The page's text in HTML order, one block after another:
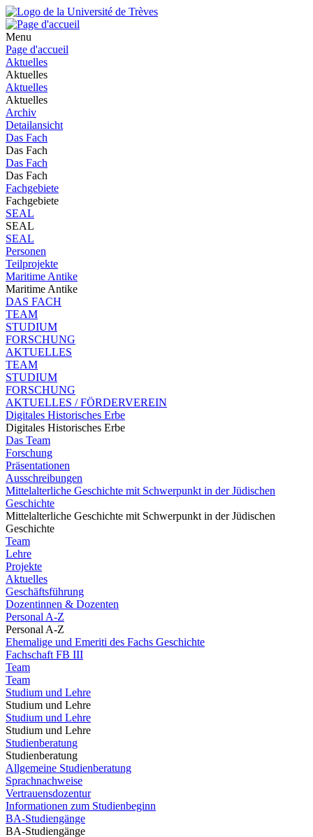
Menu
Page d'accueil
Aktuelles
Aktuelles
Aktuelles
Aktuelles
Archiv
Detailansicht
Das Fach
Das Fach
Das Fach
Das Fach
Fachgebiete
Fachgebiete
SEAL
SEAL
SEAL
Personen
Teilprojekte
Maritime Antike
Maritime Antike
DAS FACH
TEAM
STUDIUM
FORSCHUNG
AKTUELLES
TEAM
STUDIUM
FORSCHUNG
AKTUELLES / FÖRDERVEREIN
Digitales Historisches Erbe
Digitales Historisches Erbe
Das Team
Forschung
Präsentationen
Ausschreibungen
Mittelalterliche Geschichte mit Schwerpunkt in der Jüdischen
Geschichte
Mittelalterliche Geschichte mit Schwerpunkt in der Jüdischen
Geschichte
Team
Lehre
Projekte
Aktuelles
Geschäftsführung
Dozentinnen & Dozenten
Personal A-Z
Personal A-Z
Ehemalige und Emeriti des Fachs Geschichte
Fachschaft FB III
Team
Team
Studium und Lehre
Studium und Lehre
Studium und Lehre
Studium und Lehre
Studienberatung
Studienberatung
Allgemeine Studienberatung
Sprachnachweise
Vertrauensdozentur
Informationen zum Studienbeginn
BA-Studiengänge
BA-Studiengänge